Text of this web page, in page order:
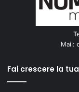
Mail:
Fai crescere la